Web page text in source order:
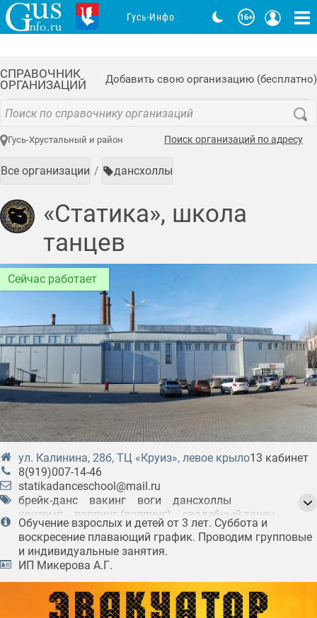
СПРАВОЧНИК
ОРГАНИЗАЦИЙ
Добавить свою организацию (бесплатно)
Гусь-Хрустальный и район Поиск организаций по адресу
Все организации дансхоллы
«Статика», школа
танцев
Сейчас работает
ул. Калинина, 28б, ТЦ «Круиз», левое крыло13 кабинет
8(919)007-14-46
statikadanceschool@mail.ru
брейк-данс
вакинг воги
дансхоллы
контемп
паппинг (поппинг)
свадебный танец
стретчинг
хаус хип-хоп
Обучение взрослых и детей от 3 лет. Суббота и
воскресение плавающий график. Проводим групповые
и индивидуальные занятия.
ИП Микерова А.Г.
Гусь-Инфо